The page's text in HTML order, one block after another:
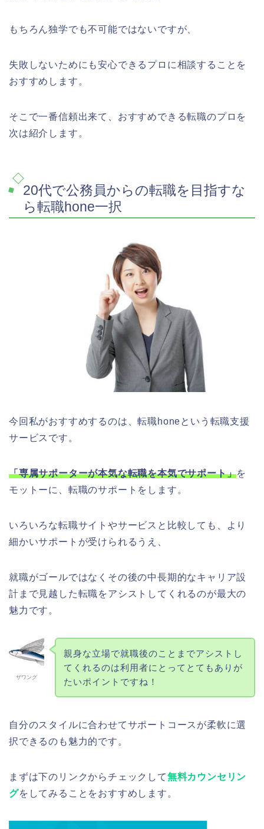
もちろん独学でも不可能ではないですが、
失敗しないためにも安心できるプロに相談することを
おすすめします。
そこで一番信頼出来て、おすすめできる転職のプロを
次は紹介します。
20代で公務員からの転職を目指すな
ら転職hone一択
今回私がおすすめするのは、転職honeという転職支援
サービスです。
「専属サポーターが本気な転職を本気でサポート」を
モットーに、転職のサポートをします。
いろいろな転職サイトやサービスと比較しても、より
細かいサポートが受けられるうえ、
就職がゴールではなくその後の中長期的なキャリア設
計まで見越した転職をアシストしてくれるのが最大の
魅力です。
ザワング
親身な立場で就職後のことまでアシストし
てくれるのは利用者にとってとてもありが
たいポイントですね！
自分のスタイルに合わせてサポートコースが柔軟に選
択できるのも魅力的です。
まずは下のリンクからチェックして無料カウンセリン
グをしてみることをおすすめします。